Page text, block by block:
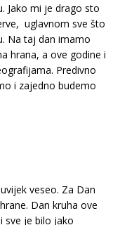
Jako mi je drago sto
uglavnom sve što
Na taj dan imamo
hrana, a ove godine i
Predivno
i zajedno budemo
veseo. Za Dan
Dan kruha ove
sve je bilo jako